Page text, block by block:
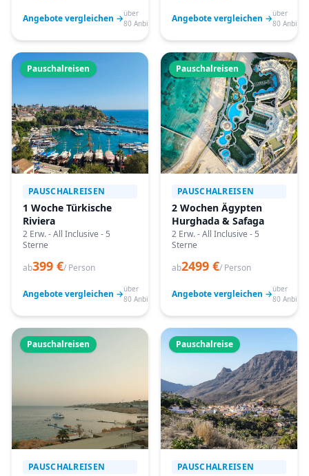
Angebote vergleichen →über
80 Anbieter
Angebote vergleichen →über
80
Pauschalreisen
PAUSCHALREISEN
1 Woche Türkische
Riviera
2 Erw. - All Inclusive - 5
Sterne
ab399 €/ Person
Angebote vergleichen →über
80 Anbieter
Pauschalreisen
PAUSCHALREISEN
2 Wochen Ägypten
Hurghada & Safaga
2 Erw. - All Inclusive - 5
Sterne
ab2499 €/ Person
Angebote vergleichen →über
80
Pauschalreisen
PAUSCHALREISEN
Pauschalreise
PAUSCHALREISEN